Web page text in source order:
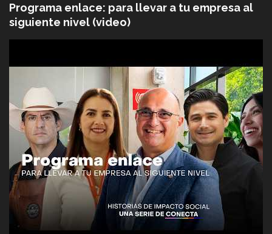
Programa enlace: para llevar a tu empresa al
siguiente nivel (video)